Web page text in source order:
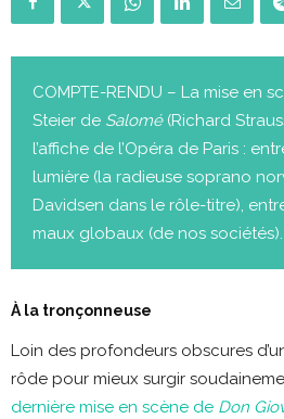
COMPTE-RENDU – La mise en
Steier de Salomé (Richard
l’affiche de l’Opéra de Paris :
lumière (la radieuse soprano
Davidsen dans le rôle-titre),
maux globaux (de nos sociétés).
À la tronçonneuse
Loin des profondeurs obscures
rôde pour mieux surgir
dernière mise en scène de Don